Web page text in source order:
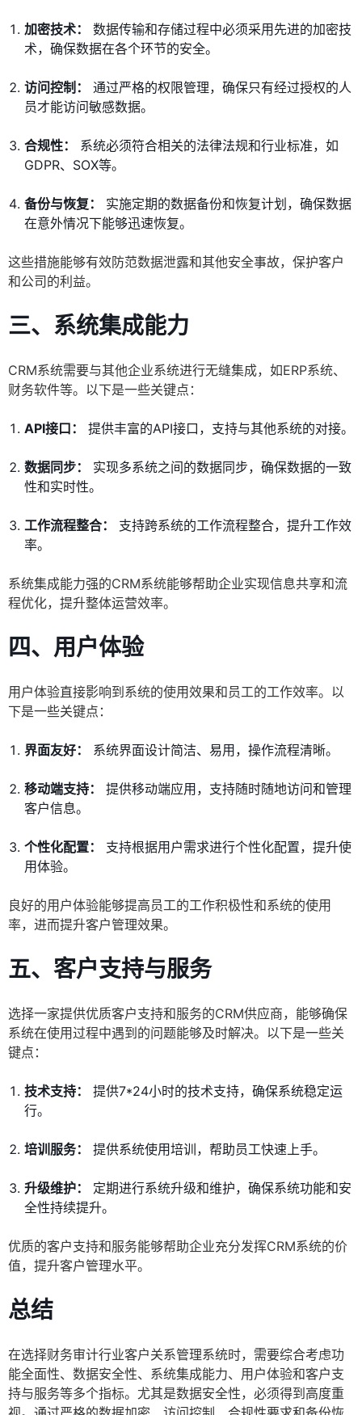
加密技术：
数据传输和存储过程中必须采用先进的加密技
术，确保数据在各个环节的安全。
访问控制：
通过严格的权限管理，确保只有经过授权的人
员才能访问敏感数据。
合规性：
系统必须符合相关的法律法规和行业标准，如
GDPR、SOX等。
备份与恢复：
实施定期的数据备份和恢复计划，确保数据
在意外情况下能够迅速恢复。
这些措施能够有效防范数据泄露和其他安全事故，保护客户
和公司的利益。
三、系统集成能力
CRM系统需要与其他企业系统进行无缝集成，如ERP系统、
财务软件等。以下是一些关键点：
API接口： 提供丰富的API接口，支持与其他系统的对接。
数据同步：
实现多系统之间的数据同步，确保数据的一致
性和实时性。
工作流程整合：
支持跨系统的工作流程整合，提升工作效
率。
系统集成能力强的CRM系统能够帮助企业实现信息共享和流
程优化，提升整体运营效率。
四、用户体验
用户体验直接影响到系统的使用效果和员工的工作效率。以
下是一些关键点：
界面友好： 系统界面设计简洁、易用，操作流程清晰。
移动端支持：
提供移动端应用，支持随时随地访问和管理
客户信息。
个性化配置：
支持根据用户需求进行个性化配置，提升使
用体验。
良好的用户体验能够提高员工的工作积极性和系统的使用
率，进而提升客户管理效果。
五、客户支持与服务
选择一家提供优质客户支持和服务的CRM供应商，能够确保
系统在使用过程中遇到的问题能够及时解决。以下是一些关
键点：
技术支持：
提供7*24小时的技术支持，确保系统稳定运
行。
培训服务： 提供系统使用培训，帮助员工快速上手。
升级维护：
定期进行系统升级和维护，确保系统功能和安
全性持续提升。
优质的客户支持和服务能够帮助企业充分发挥CRM系统的价
值，提升客户管理水平。
总结
在选择财务审计行业客户关系管理系统时，需要综合考虑功
能全面性、数据安全性、系统集成能力、用户体验和客户支
持与服务等多个指标。尤其是数据安全性，必须得到高度重